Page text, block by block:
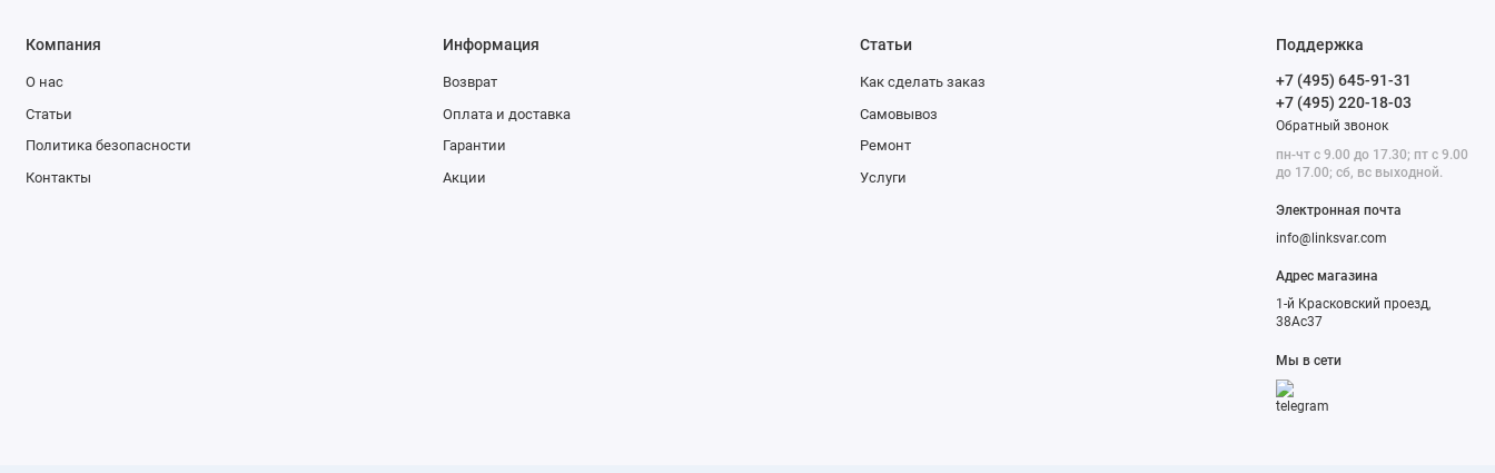
Компания
О нас
Статьи
Политика безопасности
Контакты
Информация
Возврат
Оплата и доставка
Гарантии
Акции
Статьи
Как сделать заказ
Самовывоз
Ремонт
Услуги
Поддержка
+7 (495) 645-91-31
+7 (495) 220-18-03
Обратный звонок
пн-чт с 9.00 до 17.30; пт с 9.00
до 17.00; сб, вс выходной.
Электронная почта
info@linksvar.com
Адрес магазина
1-й Красковский проезд,
38Ас37
Мы в сети